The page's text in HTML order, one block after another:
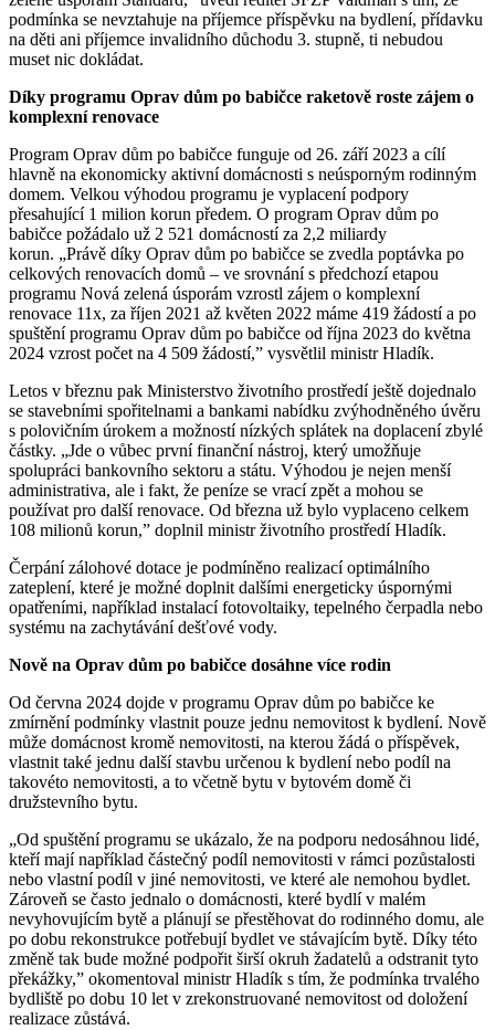
podmínka se nevztahuje na příjemce příspěvku na bydlení, přídavku
na děti ani příjemce invalidního důchodu 3. stupně, ti nebudou
muset nic dokládat.
Díky programu Oprav dům po babičce raketově roste zájem o
komplexní renovace
Program Oprav dům po babičce funguje od 26. září 2023 a cílí
hlavně na ekonomicky aktivní domácnosti s neúsporným rodinným
domem. Velkou výhodou programu je vyplacení podpory
přesahující 1 milion korun předem. O program Oprav dům po
babičce požádalo už 2 521 domácností za 2,2 miliardy
korun. „Právě díky Oprav dům po babičce se zvedla poptávka po
celkových renovacích domů – ve srovnání s předchozí etapou
programu Nová zelená úsporám vzrostl zájem o komplexní
renovace 11x, za říjen 2021 až květen 2022 máme 419 žádostí a po
spuštění programu Oprav dům po babičce od října 2023 do května
2024 vzrost počet na 4 509 žádostí,” vysvětlil ministr Hladík.
Letos v březnu pak Ministerstvo životního prostředí ještě dojednalo
se stavebními spořitelnami a bankami nabídku zvýhodněného úvěru
s polovičním úrokem a možností nízkých splátek na doplacení zbylé
částky. „Jde o vůbec první finanční nástroj, který umožňuje
spolupráci bankovního sektoru a státu. Výhodou je nejen menší
administrativa, ale i fakt, že peníze se vrací zpět a mohou se
používat pro další renovace. Od března už bylo vyplaceno celkem
108 milionů korun,” doplnil ministr životního prostředí Hladík.
Čerpání zálohové dotace je podmíněno realizací optimálního
zateplení, které je možné doplnit dalšími energeticky úspornými
opatřeními, například instalací fotovoltaiky, tepelného čerpadla nebo
systému na zachytávání dešťové vody.
Nově na Oprav dům po babičce dosáhne více rodin
Od června 2024 dojde v programu Oprav dům po babičce ke
zmírnění podmínky vlastnit pouze jednu nemovitost k bydlení. Nově
může domácnost kromě nemovitosti, na kterou žádá o příspěvek,
vlastnit také jednu další stavbu určenou k bydlení nebo podíl na
takovéto nemovitosti, a to včetně bytu v bytovém domě či
družstevního bytu.
„Od spuštění programu se ukázalo, že na podporu nedosáhnou lidé,
kteří mají například částečný podíl nemovitosti v rámci pozůstalosti
nebo vlastní podíl v jiné nemovitosti, ve které ale nemohou bydlet.
Zároveň se často jednalo o domácnosti, které bydlí v malém
nevyhovujícím bytě a plánují se přestěhovat do rodinného domu, ale
po dobu rekonstrukce potřebují bydlet ve stávajícím bytě. Díky této
změně tak bude možné podpořit širší okruh žadatelů a odstranit tyto
překážky,” okomentoval ministr Hladík s tím, že podmínka trvalého
bydliště po dobu 10 let v zrekonstruované nemovitost od doložení
realizace zůstává.